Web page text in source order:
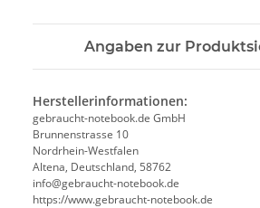
Angaben zur
Herstellerinformationen:
gebraucht-notebook.de GmbH
Brunnenstrasse 10
Nordrhein-Westfalen
Altena, Deutschland, 58762
info@gebraucht-notebook.de
https://www.gebraucht-notebook.de